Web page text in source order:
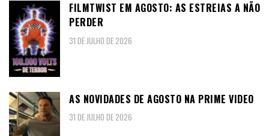
FILMTWIST EM AGOSTO: AS ESTREIAS A NÃO
PERDER
31 DE JULHO DE 2026
AS NOVIDADES DE AGOSTO NA PRIME VIDEO
31 DE JULHO DE 2026